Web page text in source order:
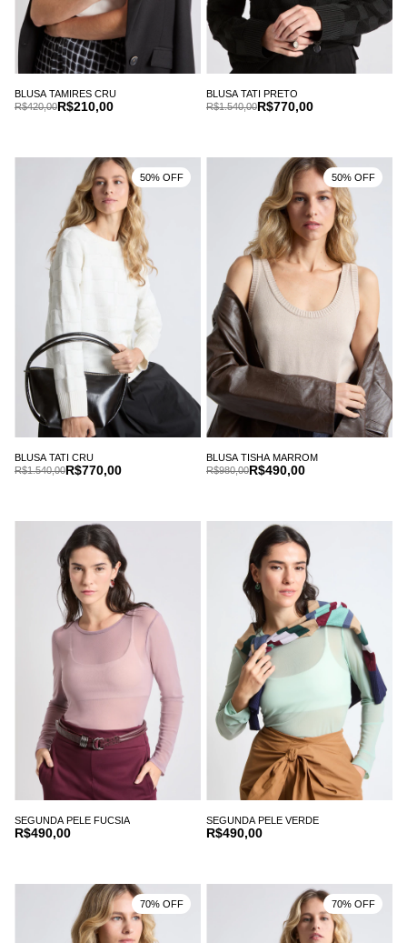
BLUSA TAMIRES CRU
R$210,00
R$420,00
BLUSA TATI PRETO
R$770,00
R$1.540,00
BLUSA TATI CRU
R$770,00
R$1.540,00
50% OFF
BLUSA TISHA MARROM
R$490,00
R$980,00
50% OFF
SEGUNDA PELE FUCSIA
R$490,00
SEGUNDA PELE VERDE
R$490,00
70% OFF 70% OFF